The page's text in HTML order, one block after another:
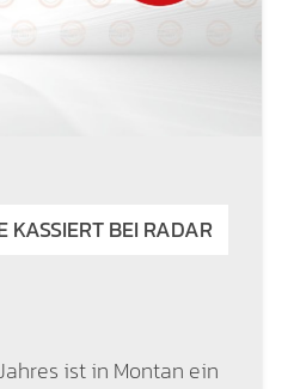
KASSIERT BEI RADAR
ist in Montan ein